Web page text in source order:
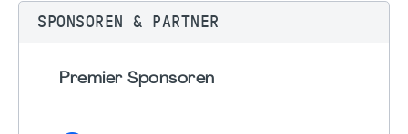
SPONSOREN & PARTNER
Premier Sponsoren